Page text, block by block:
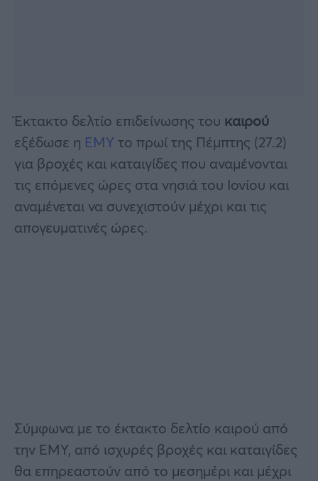
Έκτακτο δελτίο επιδείνωσης του καιρού
εξέδωσε η ΕΜΥ το πρωί της Πέμπτης (27.2)
για βροχές και καταιγίδες που αναμένονται
τις επόμενες ώρες στα νησιά του Ιονίου και
αναμένεται να συνεχιστούν μέχρι και τις
απογευματινές ώρες.
Σύμφωνα με το έκτακτο δελτίο καιρού από
την ΕΜΥ, από ισχυρές βροχές και καταιγίδες
θα επηρεαστούν από το μεσημέρι και μέχρι